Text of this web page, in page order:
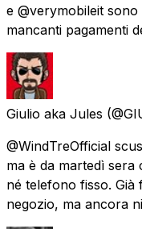
e @verymobileit
mancanti pagamenti
Giulio aka Jules
@WindTreOfficial
ma è da martedì
né telefono fisso. Già
negozio, ma ancora